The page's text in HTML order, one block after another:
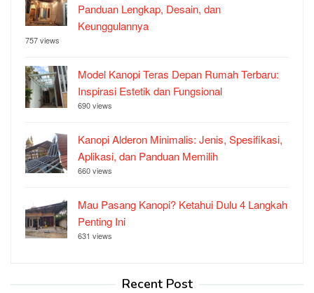
Panduan Lengkap, Desain, dan
Keunggulannya
757 views
Model Kanopi Teras Depan Rumah Terbaru:
Inspirasi Estetik dan Fungsional
690 views
Kanopi Alderon Minimalis: Jenis, Spesifikasi,
Aplikasi, dan Panduan Memilih
660 views
Mau Pasang Kanopi? Ketahui Dulu 4 Langkah
Penting Ini
631 views
Recent Post